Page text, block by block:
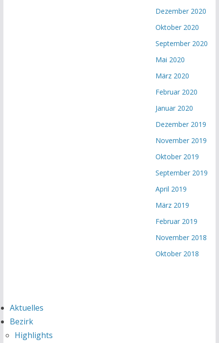
Dezember 2020
Oktober 2020
September 2020
Mai 2020
März 2020
Februar 2020
Januar 2020
Dezember 2019
November 2019
Oktober 2019
September 2019
April 2019
März 2019
Februar 2019
November 2018
Oktober 2018
Aktuelles
Bezirk
Highlights